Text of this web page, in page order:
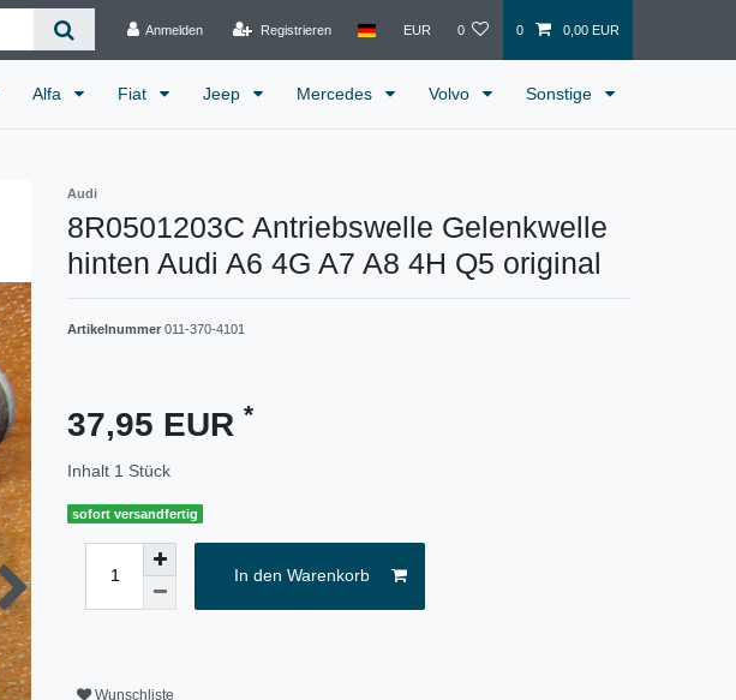
Anmelden Registrieren EUR 0 0 0,00 EUR
Alfa Fiat Jeep Mercedes Volvo Sonstige
Audi
8R0501203C Antriebswelle Gelenkwelle
hinten Audi A6 4G A7 A8 4H Q5 original
Artikelnummer 011-370-4101
37,95 EUR *
Inhalt 1 Stück
sofort versandfertig
In den Warenkorb
Wunschliste